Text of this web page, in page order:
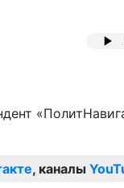
, каналы